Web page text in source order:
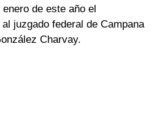
de este año el
juzgado federal de Campana
Charvay.